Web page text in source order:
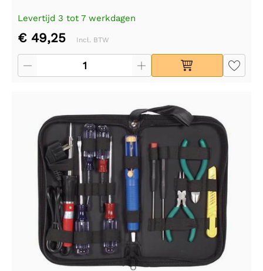
Levertijd 3 tot 7 werkdagen
€ 49,25 Incl. BTW